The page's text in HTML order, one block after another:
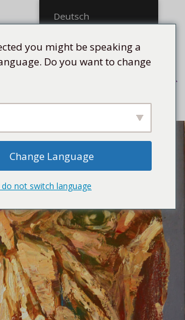
/Expressiv/ Rostro, 2019
Deutsch
you might be speaking a
Do you want to change
Change Language
not switch language